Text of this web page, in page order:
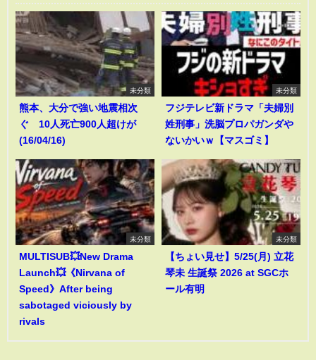
未分類
熊本、大分で強い地震相次
ぐ 10人死亡900人超けが
(16/04/16)
未分類
フジテレビ新ドラマ「夫婦別
姓刑事」洗脳プロパガンダや
ないかいｗ【マスゴミ】
未分類
MULTISUB💥New Drama
Launch💥《Nirvana of
Speed》After being
sabotaged viciously by
rivals
未分類
【ちょい見せ】5/25(月) 立花
琴未 生誕祭 2026 at SGCホ
ール有明